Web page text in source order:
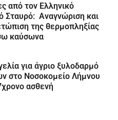
από τον Ελληνικό
Σταυρό: Αναγνώριση και
της θερμοπληξίας
καύσωνα
για άγριο ξυλοδαρμό
στο Νοσοκομείο Λήμνου
ασθενή